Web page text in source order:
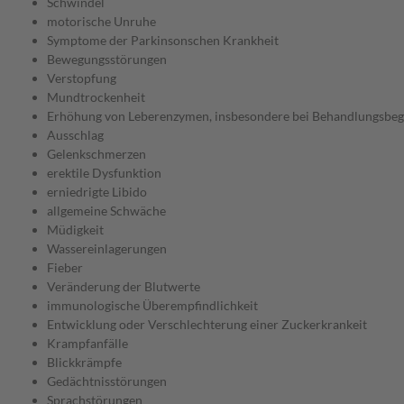
motorische Unruhe
Symptome der Parkinsonschen Krankheit
Bewegungsstörungen
Verstopfung
Mundtrockenheit
Erhöhung von Leberenzymen, insbesondere bei
Ausschlag
Gelenkschmerzen
erektile Dysfunktion
erniedrigte Libido
allgemeine Schwäche
Müdigkeit
Wassereinlagerungen
Fieber
Veränderung der Blutwerte
immunologische Überempfindlichkeit
Entwicklung oder Verschlechterung einer Zuckerkrankeit
Krampfanfälle
Blickkrämpfe
Gedächtnisstörungen
Sprachstörungen